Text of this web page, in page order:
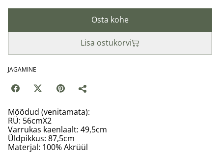
Osta kohe
Lisa ostukorvi
JAGAMINE
Mõõdud (venitamata):
RÜ: 56cmX2
Varrukas kaenlaalt: 49,5cm
Üldpikkus: 87,5cm
Materjal: 100% Akrüül